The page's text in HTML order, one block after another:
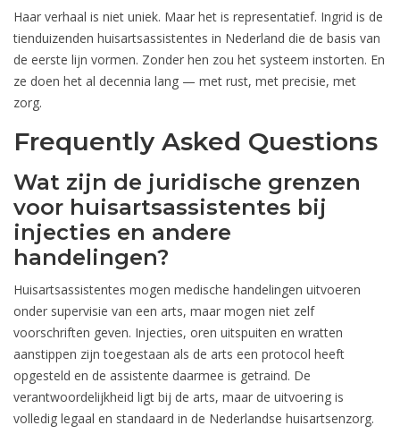
Haar verhaal is niet uniek. Maar het is representatief. Ingrid is de
tienduizenden huisartsassistentes in Nederland die de basis van
de eerste lijn vormen. Zonder hen zou het systeem instorten. En
ze doen het al decennia lang — met rust, met precisie, met
zorg.
Frequently Asked Questions
Wat zijn de juridische grenzen
voor huisartsassistentes bij
injecties en andere
handelingen?
Huisartsassistentes mogen medische handelingen uitvoeren
onder supervisie van een arts, maar mogen niet zelf
voorschriften geven. Injecties, oren uitspuiten en wratten
aanstippen zijn toegestaan als de arts een protocol heeft
opgesteld en de assistente daarmee is getraind. De
verantwoordelijkheid ligt bij de arts, maar de uitvoering is
volledig legaal en standaard in de Nederlandse huisartsenzorg.